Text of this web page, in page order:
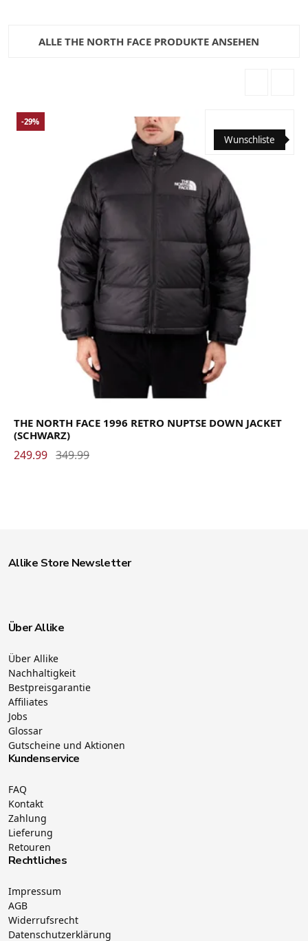
ALLE THE NORTH FACE PRODUKTE ANSEHEN
Wunschliste
-29%
THE NORTH FACE 1996 RETRO NUPTSE DOWN JACKET
(SCHWARZ)
249.99 349.99
Allike Store Newsletter
Über Allike
Über Allike
Nachhaltigkeit
Bestpreisgarantie
Affiliates
Jobs
Glossar
Gutscheine und Aktionen
Kundenservice
FAQ
Kontakt
Zahlung
Lieferung
Retouren
Rechtliches
Impressum
AGB
Widerrufsrecht
Datenschutzerklärung